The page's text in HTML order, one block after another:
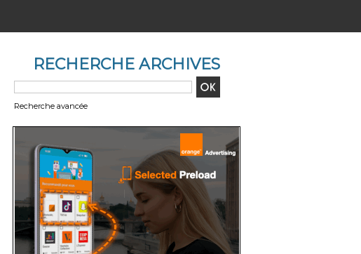
RECHERCHE ARCHIVES
Recherche avancée